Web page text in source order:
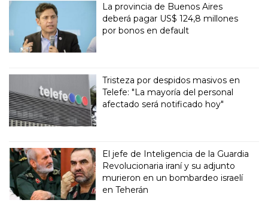
La provincia de Buenos Aires
deberá pagar US$ 124,8 millones
por bonos en default
Tristeza por despidos masivos en
Telefe: "La mayoría del personal
afectado será notificado hoy"
El jefe de Inteligencia de la Guardia
Revolucionaria iraní y su adjunto
murieron en un bombardeo israelí
en Teherán